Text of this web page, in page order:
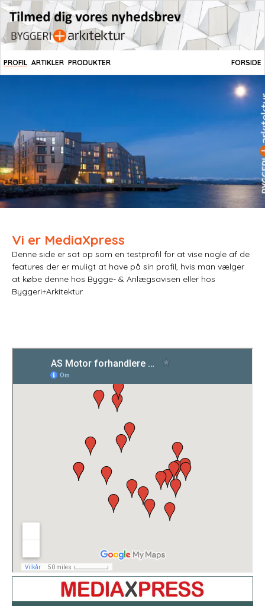
PROFIL ARTIKLER PRODUKTER FORSIDE
Vi er MediaXpress
Denne side er sat op som en testprofil for at vise nogle af de
features der er muligt at have på sin profil, hvis man vælger
at købe denne hos Bygge- & Anlægsavisen eller hos
Byggeri+Arkitektur.